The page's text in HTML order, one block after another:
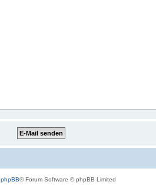
phpBB® Forum Software © phpBB Limited